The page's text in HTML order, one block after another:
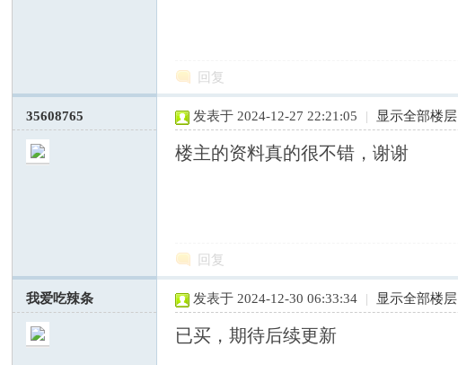
回复
35608765 发表于 2024-12-27 22:21:05 | 显示全部楼层
楼主的资料真的很不错，谢谢
回复
我爱吃辣条 发表于 2024-12-30 06:33:34 | 显示全部楼层
已买，期待后续更新